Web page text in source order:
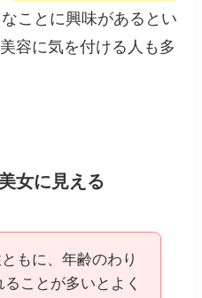
ことに興味があるとい
容に気を付ける人も多
女に見える
もに、年齢のわり
ことが多いとよく